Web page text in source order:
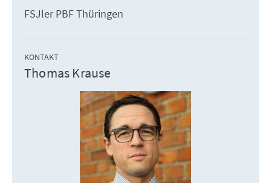
FSJler PBF Thüringen
KONTAKT
Thomas Krause